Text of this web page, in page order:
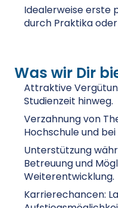
Idealerweise erste
durch Praktika
Was wir Dir
Attraktive
Studienzeit hinweg.
Verzahnung von
Hochschule und
Unterstützung
Betreuung und
Weiterentwicklung.
Karrierechancen: